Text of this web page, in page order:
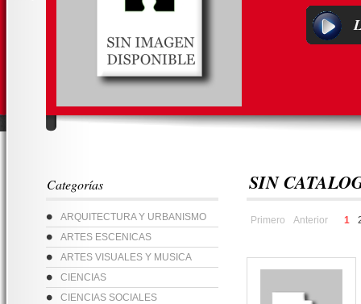
Categorías
ARQUITECTURA Y URBANISMO
ARTES ESCENICAS
ARTES VISUALES Y MUSICA
CIENCIAS
CIENCIAS SOCIALES
SIN
Primero Anterior 1